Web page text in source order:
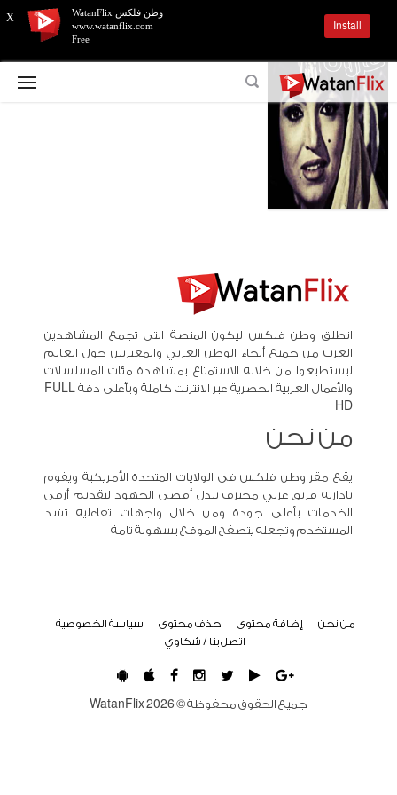
X
وطن فلكس WatanFlix
www.watanflix.com
Free
Install
انطلق وطن فلكس ليكون المنصة التي تجمع المشاهدين
العرب من جميع أنحاء الوطن العربي والمغتربين حول العالم
ليستطيعوا من خلاله الاستمتاع بمشاهدة مئات المسلسلات
والأعمال العربية الحصرية عبر الانترنت كاملة وبأعلى دقة FULL
HD
من نحن
يقع مقر وطن فلكس في الولايات المتحدة الأمريكية ويقوم
بادارته فريق عربي محترف يبذل أقصى الجهود لتقديم أرقى
الخدمات بأعلى جودة ومن خلال واجهات تفاعلية تشد
المستخدم وتجعله يتصفح الموقع بسهولة تامة
من نحن إضافة محتوى حذف محتوى
سياسة الخصوصية
اتصل بنا / شكاوي
جميع الحقوق محفوظة © WatanFlix2026